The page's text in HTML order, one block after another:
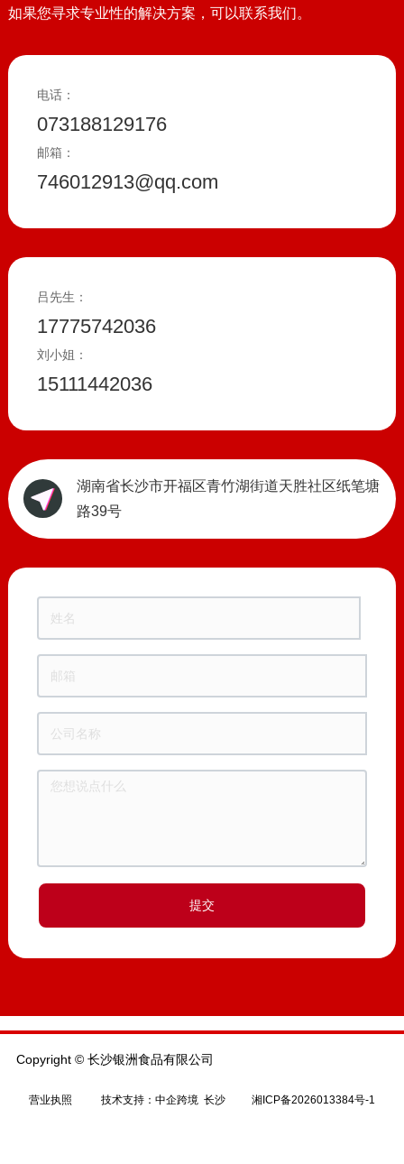
如果您寻求专业性的解决方案，可以联系我们。
电话：
073188129176
邮箱：
746012913@qq.com
吕先生：
17775742036
刘小姐：
15111442036
湖南省长沙市开福区青竹湖街道天胜社区纸笔塘
路39号
提交
Copyright © 长沙银洲食品有限公司
营业执照 技术支持： 中企跨境 长沙 湘ICP备2026013384号-1